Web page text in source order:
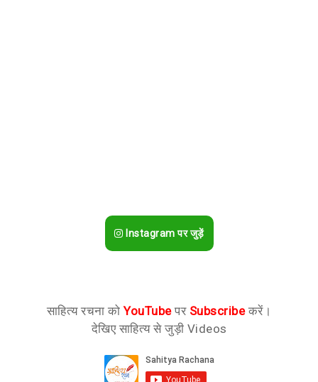
Instagram पर जुड़ें
साहित्य रचना कोYouTubeपर Subscribeकरें।
देखिए साहित्य से जुड़ी Videos